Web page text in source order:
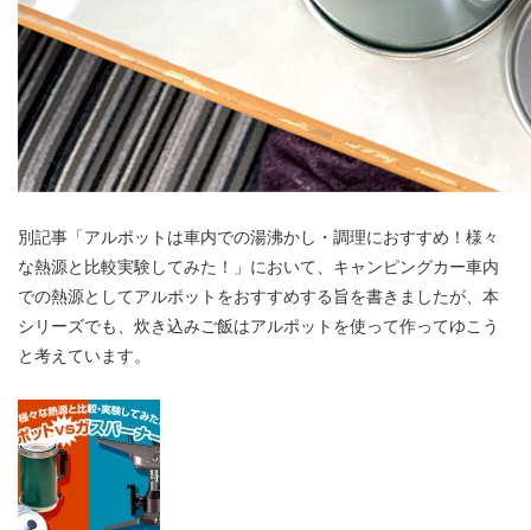
別記事「アルポットは車内での湯沸かし・調理におすすめ！様々
な熱源と比較実験してみた！」において、キャンピングカー車内
での熱源としてアルポットをおすすめする旨を書きましたが、本
シリーズでも、炊き込みご飯はアルポットを使って作ってゆこう
と考えています。